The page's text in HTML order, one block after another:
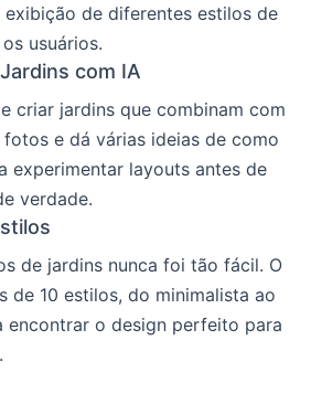
de diferentes estilos de
usuários.
com IA
criar jardins que combinam com
e dá várias ideias de como
experimentar layouts antes de
verdade.
de jardins nunca foi tão fácil. O
de 10 estilos, do minimalista ao
encontrar o design perfeito para